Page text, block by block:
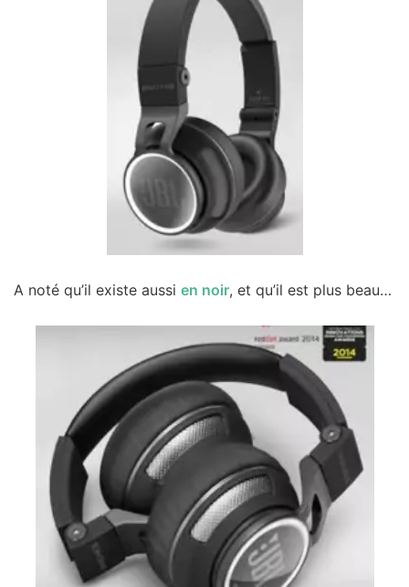
A noté qu’il existe aussi en noir, et qu’il est plus beau…